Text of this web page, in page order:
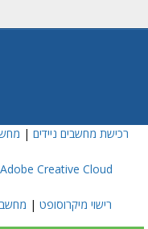
רכישת מחשבים ניידים |
Adobe Creative Cloud
רישוי מיקרוסופט |